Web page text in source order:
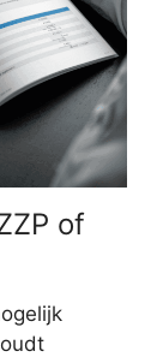
of